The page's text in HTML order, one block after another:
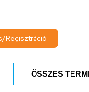
Regisztráció
ÖSSZES